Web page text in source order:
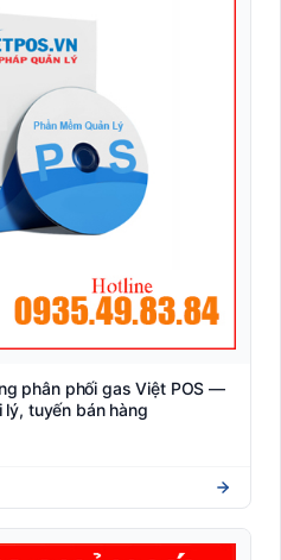
phân phối gas Việt POS —
tuyến bán hàng